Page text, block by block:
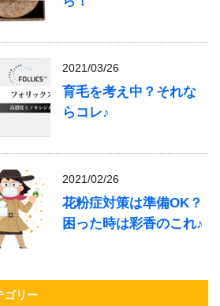
2021/03/26
育毛を考え中？それな
らコレ♪
2021/02/26
花粉症対策は準備OK？
困った時は彩香のこれ♪
ゴリー